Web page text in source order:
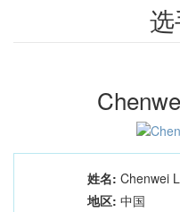
姓名: Chenwei
地区: 中国